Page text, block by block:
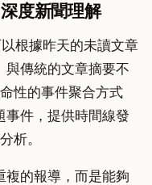
度新聞理解
根據昨天的未讀文章
與傳統的文章摘要不
性的事件聚合方式
件，提供時間線發
析。
複的報導，而是能夠